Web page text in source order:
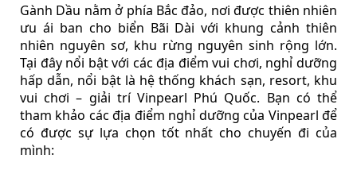
Gành Dầu nằm ở phía Bắc đảo, nơi được thiên nhiên
ưu ái ban cho biển Bãi Dài với khung cảnh thiên
nhiên nguyên sơ, khu rừng nguyên sinh rộng lớn.
Tại đây nổi bật với các địa điểm vui chơi, nghỉ dưỡng
hấp dẫn, nổi bật là hệ thống khách sạn, resort, khu
vui chơi – giải trí Vinpearl Phú Quốc. Bạn có thể
tham khảo các địa điểm nghỉ dưỡng của Vinpearl để
có được sự lựa chọn tốt nhất cho chuyến đi của
mình: